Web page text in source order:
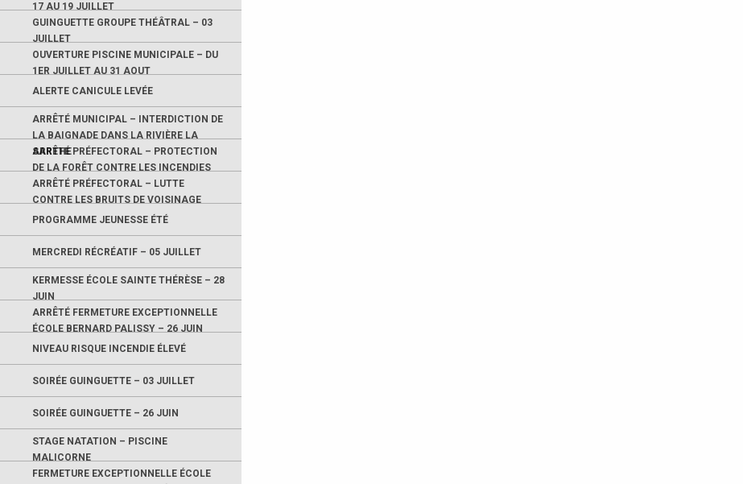
17 AU 19 JUILLET
GUINGUETTE GROUPE THÉÂTRAL – 03
JUILLET
OUVERTURE PISCINE MUNICIPALE – DU
1ER JUILLET AU 31 AOUT
ALERTE CANICULE LEVÉE
ARRÊTÉ MUNICIPAL – INTERDICTION DE
LA BAIGNADE DANS LA RIVIÈRE LA
SARTHE
ARRÊTÉ PRÉFECTORAL – PROTECTION
DE LA FORÊT CONTRE LES INCENDIES
ARRÊTÉ PRÉFECTORAL – LUTTE
CONTRE LES BRUITS DE VOISINAGE
PROGRAMME JEUNESSE ÉTÉ
MERCREDI RÉCRÉATIF – 05 JUILLET
KERMESSE ÉCOLE SAINTE THÉRÈSE – 28
JUIN
ARRÊTÉ FERMETURE EXCEPTIONNELLE
ÉCOLE BERNARD PALISSY – 26 JUIN
NIVEAU RISQUE INCENDIE ÉLEVÉ
SOIRÉE GUINGUETTE – 03 JUILLET
SOIRÉE GUINGUETTE – 26 JUIN
STAGE NATATION – PISCINE
MALICORNE
FERMETURE EXCEPTIONNELLE ÉCOLE